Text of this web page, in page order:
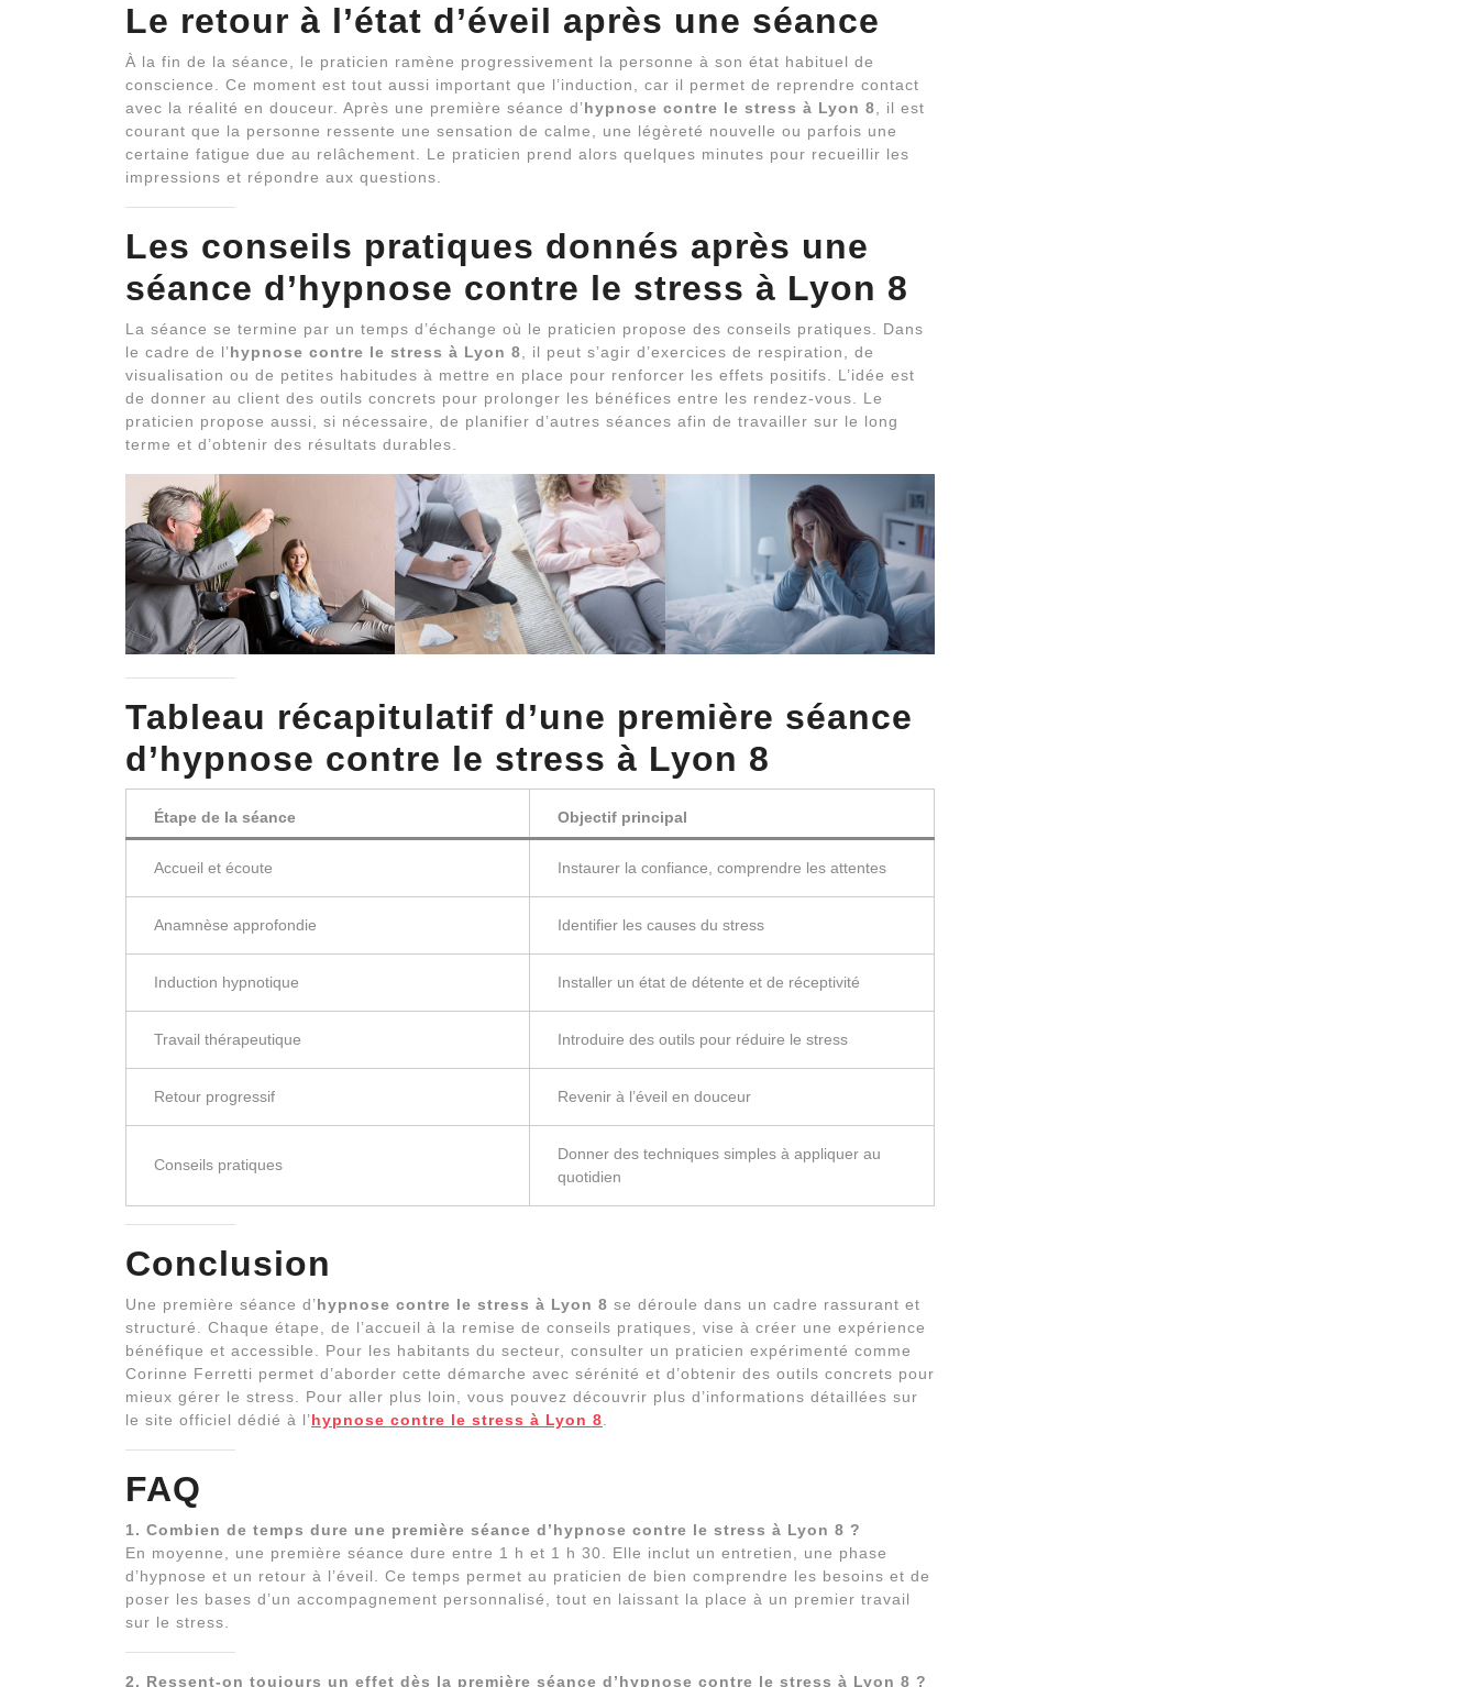
Le retour à l’état d’éveil après une séance
À la fin de la séance, le praticien ramène progressivement la personne à son état habituel de
conscience. Ce moment est tout aussi important que l’induction, car il permet de reprendre contact
avec la réalité en douceur. Après une première séance d’hypnose contre le stress à Lyon 8 , il est
courant que la personne ressente une sensation de calme, une légèreté nouvelle ou parfois une
certaine fatigue due au relâchement. Le praticien prend alors quelques minutes pour recueillir les
impressions et répondre aux questions.
Les conseils pratiques donnés après une
séance d’hypnose contre le stress à Lyon 8
La séance se termine par un temps d’échange où le praticien propose des conseils pratiques. Dans
le cadre de l’hypnose contre le stress à Lyon 8 , il peut s’agir d’exercices de respiration, de
visualisation ou de petites habitudes à mettre en place pour renforcer les effets positifs. L’idée est
de donner au client des outils concrets pour prolonger les bénéfices entre les rendez-vous. Le
praticien propose aussi, si nécessaire, de planifier d’autres séances afin de travailler sur le long
terme et d’obtenir des résultats durables.
Tableau récapitulatif d’une première séance
d’hypnose contre le stress à Lyon 8
Étape de la séance Objectif principal
Accueil et écoute Instaurer la confiance, comprendre les attentes
Anamnèse approfondie Identifier les causes du stress
Induction hypnotique Installer un état de détente et de réceptivité
Travail thérapeutique Introduire des outils pour réduire le stress
Retour progressif Revenir à l’éveil en douceur
Conseils pratiques
Donner des techniques simples à appliquer au
quotidien
Conclusion
Une première séance d’hypnose contre le stress à Lyon 8 se déroule dans un cadre rassurant et
structuré. Chaque étape, de l’accueil à la remise de conseils pratiques, vise à créer une expérience
bénéfique et accessible. Pour les habitants du secteur, consulter un praticien expérimenté comme
Corinne Ferretti permet d’aborder cette démarche avec sérénité et d’obtenir des outils concrets pour
mieux gérer le stress. Pour aller plus loin, vous pouvez découvrir plus d’informations détaillées sur
le site officiel dédié à l’hypnose contre le stress à Lyon 8
FAQ
1. Combien de temps dure une première séance d’hypnose contre le stress à Lyon 8 ?
En moyenne, une première séance dure entre 1 h et 1 h 30. Elle inclut un entretien, une phase
d’hypnose et un retour à l’éveil. Ce temps permet au praticien de bien comprendre les besoins et de
poser les bases d’un accompagnement personnalisé, tout en laissant la place à un premier travail
sur le stress.
2. Ressent-on toujours un effet dès la première séance d’hypnose contre le stress à Lyon 8 ?